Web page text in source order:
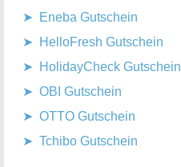
Eneba Gutschein
HelloFresh Gutschein
HolidayCheck Gutschein
OBI Gutschein
OTTO Gutschein
Tchibo Gutschein